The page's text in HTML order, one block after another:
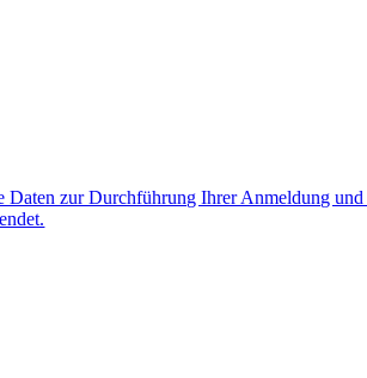
zur Durchführung Ihrer Anmeldung